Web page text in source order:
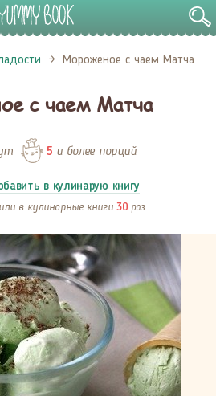
Мороженое с чаем Матча
с чаем Матча
5 и более порций
в кулинарую книгу
в кулинарные книги 30 раз